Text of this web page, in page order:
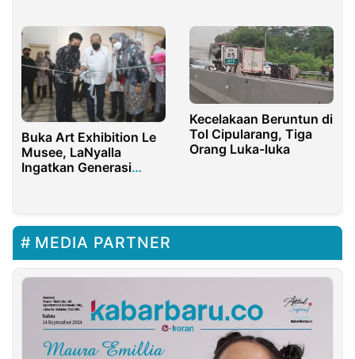
Buka Art Exhibition Le
Musee, LaNyalla
Ingatkan Generasi
Kecelakaan Beruntun di
Tol Cipularang, Tiga
Orang Luka-luka
MEDIA PARTNER